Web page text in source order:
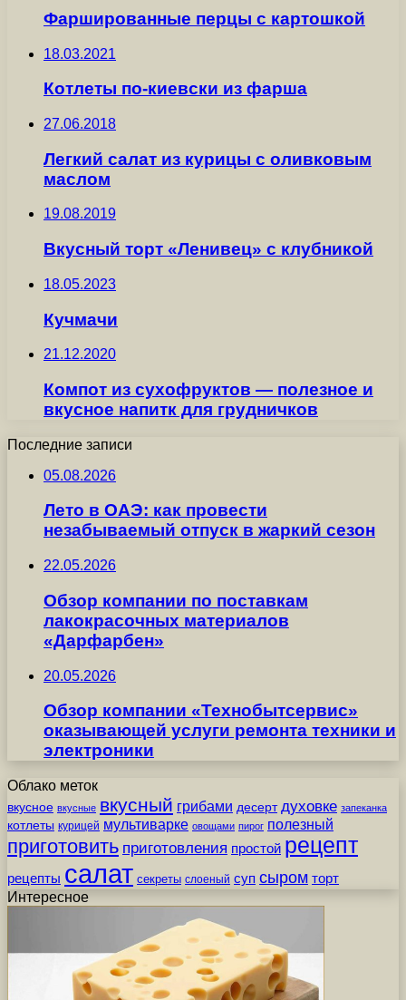
Фаршированные перцы с картошкой
18.03.2021
Котлеты по-киевски из фарша
27.06.2018
Легкий салат из курицы с оливковым
маслом
19.08.2019
Вкусный торт «Ленивец» с клубникой
18.05.2023
Кучмачи
21.12.2020
Компот из сухофруктов — полезное и
вкусное напитк для грудничков
Последние записи
05.08.2026
Лето в ОАЭ: как провести
незабываемый отпуск в жаркий сезон
22.05.2026
Обзор компании по поставкам
лакокрасочных материалов
«Дарфарбен»
20.05.2026
Обзор компании «Технобытсервис»
оказывающей услуги ремонта техники и
электроники
Облако меток
вкусное вкусные вкусный грибами десерт духовке запеканка
котлеты курицей мультиварке овощами пирог полезный
приготовить приготовления простой рецепт
рецепты салат секреты слоеный суп сыром торт
Интересное